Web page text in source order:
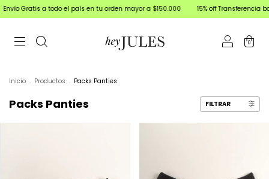
en tu orden mayor a $150.000 15% off Transferencia bancaria | 3 y 6 cuotas
0
Inicio . Productos . Packs Panties
Packs Panties FILTRAR